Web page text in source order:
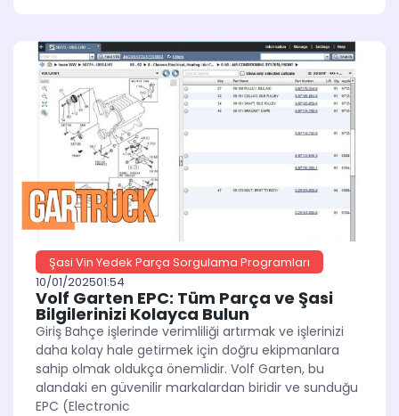
Şasi Vin Yedek Parça Sorgulama Programları
10/01/202501:54
Volf Garten EPC: Tüm Parça ve Şasi
Bilgilerinizi Kolayca Bulun
Giriş Bahçe işlerinde verimliliği artırmak ve işlerinizi
daha kolay hale getirmek için doğru ekipmanlara
sahip olmak oldukça önemlidir. Volf Garten, bu
alandaki en güvenilir markalardan biridir ve sunduğu
EPC (Electronic